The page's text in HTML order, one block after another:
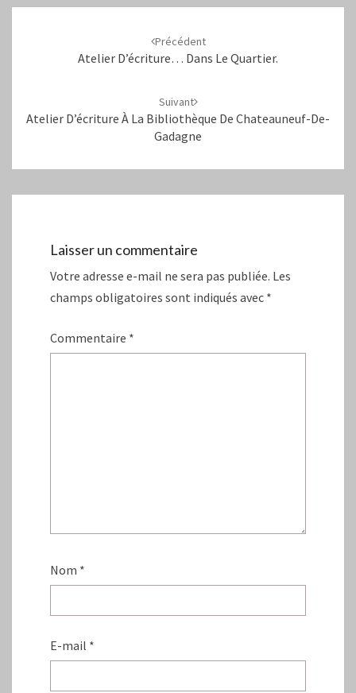
Précédent
Atelier D’écriture… Dans Le Quartier.
Suivant
Atelier D’écriture À La Bibliothèque De Chateauneuf-De-
Gadagne
Laisser un commentaire
Votre adresse e-mail ne sera pas publiée. Les
champs obligatoires sont indiqués avec *
Commentaire *
Nom *
E-mail *